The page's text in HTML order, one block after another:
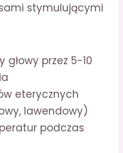
stymulującymi
głowy przez 5-10
eterycznych
lawendowy)
podczas